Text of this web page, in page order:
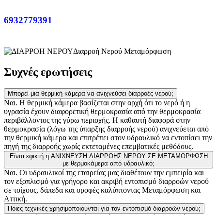
6932779391
Διαρροή Νερού Μεταμόρφωση
Συχνές ερωτήσεις
Μπορεί μια θερμική κάμερα να ανιχνεύσει διαρροές νερού;
Ναι. Η θερμική κάμερα βασίζεται στην αρχή ότι το νερό ή η
υγρασία έχουν διαφορετική θερμοκρασία από την θερμοκρασία
περιβάλλοντος της γύρω περιοχής. Η καθαυτή διαφορά στην
θερμοκρασία (λόγω της ύπαρξης διαρροής νερού) ανιχνεύεται από
την θερμική κάμερα και επιτρέπει στον υδραυλικό να εντοπίσει την
πηγή της διαρροής χωρίς εκτεταμένες επεμβατικές μεθόδους.
Είναι εφικτή η ΑΝΙΧΝΕΥΣΗ ΔΙΑΡΡΟΗΣ ΝΕΡΟΥ ΣΕ ΜΕΤΑΜΟΡΦΩΣΗ
με θερμοκάμερα από υδραυλικό;
Ναι. Οι υδραυλικοί της εταιρείας μας διαθέτουν την εμπειρία και
τον εξοπλισμό για γρήγορο και ακριβή εντοπισμό διαρροών νερού
σε τοίχους, δάπεδα και οροφές καλύπτοντας Μεταμόρφωση και
Αττική.
Ποιες τεχνικές χρησιμοποιούνται για τον εντοπισμό διαρροών νερού;